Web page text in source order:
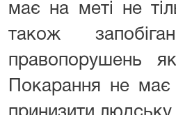
має на меті не
також
правопорушень
Покарання не